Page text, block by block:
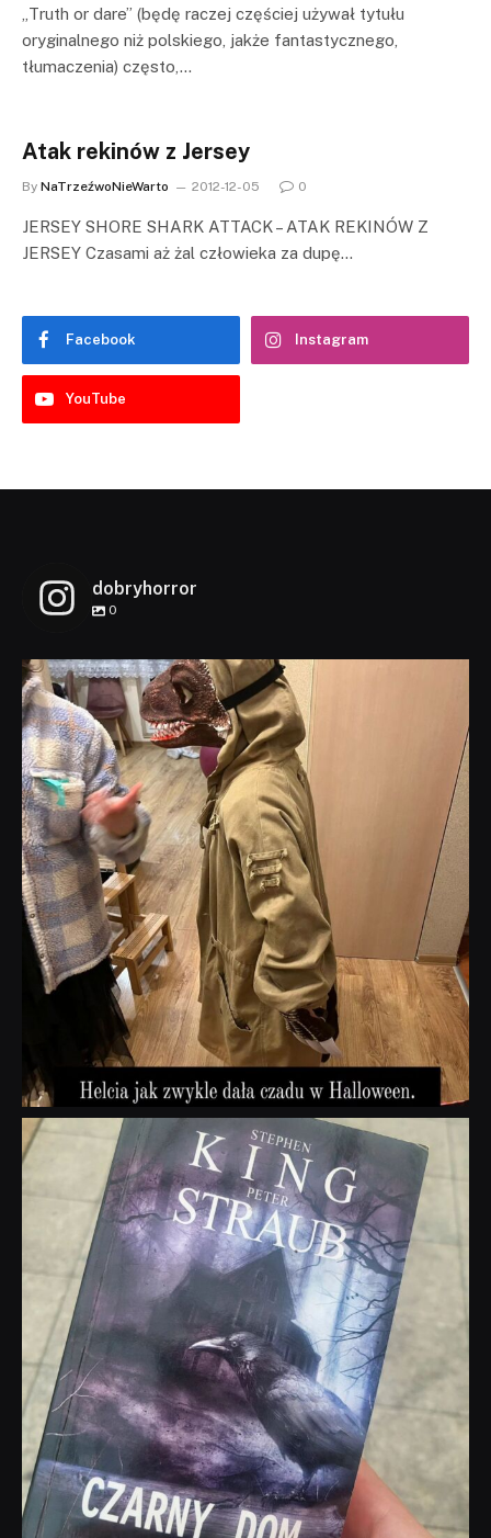
„Truth or dare” (będę raczej częściej używał tytułu
oryginalnego niż polskiego, jakże fantastycznego,
tłumaczenia) często,…
Atak rekinów z Jersey
By NaTrzeźwoNieWarto 2012-12-05 0
JERSEY SHORE SHARK ATTACK – ATAK REKINÓW Z
JERSEY Czasami aż żal człowieka za dupę…
Facebook Instagram
YouTube
dobryhorror
0
dobryhorror
Lis 1
dobryhorror
Wrz 23